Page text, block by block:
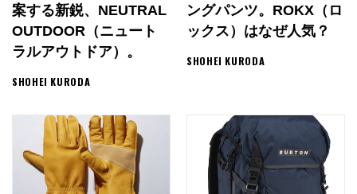
案する新鋭、NEUTRAL
OUTDOOR（ニュート
ラルアウトドア）。
SHOHEI KURODA
ングパンツ。ROKX（ロ
ックス）はなぜ人気？
SHOHEI KURODA